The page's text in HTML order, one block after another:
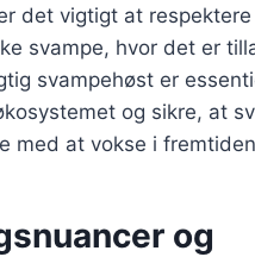
det vigtigt at
svampe, hvor det er
svampehøst er
og sikre, at
med at vokse i
og